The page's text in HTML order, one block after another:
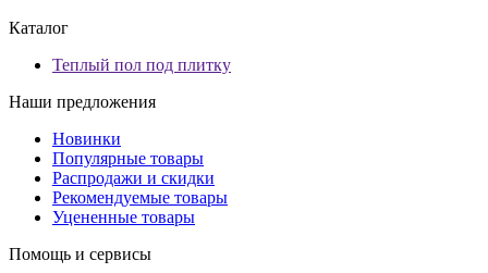
Каталог
Теплый пол под плитку
Наши предложения
Новинки
Популярные товары
Распродажи и скидки
Рекомендуемые товары
Уцененные товары
Помощь и сервисы